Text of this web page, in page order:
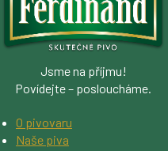
O pivovaru
Naše piva
Jsme na příjmu!
Povídejte – posloucháme.